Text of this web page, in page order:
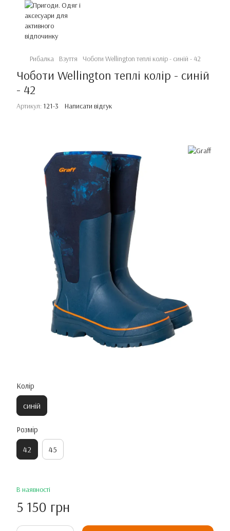
Рибалка Взуття Чоботи Wellington теплі колір - синій - 42
Чоботи Wellington теплі колір - синій
- 42
Артикул: 121-3 Написати відгук
Колір
синій
Розмір
42 45
В наявності
5 150 грн